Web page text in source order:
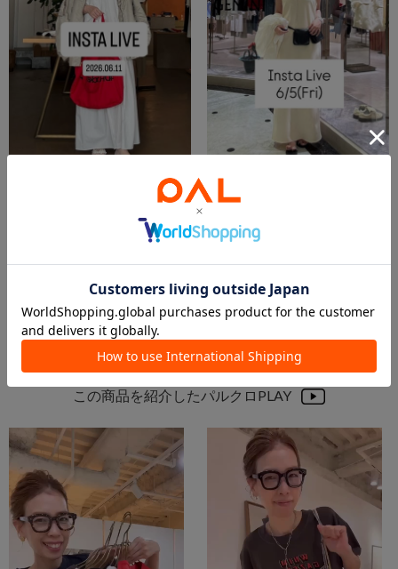
6/5(金)インスタライブ紹介アイテム✨️
この商品を紹介したパルクロPLAY